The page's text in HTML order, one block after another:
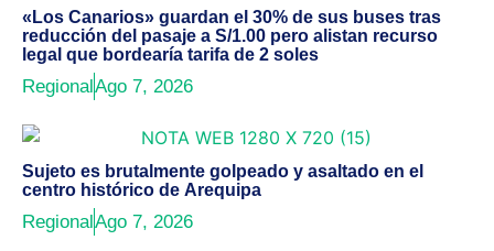
«Los Canarios» guardan el 30% de sus buses tras
reducción del pasaje a S/1.00 pero alistan recurso
legal que bordearía tarifa de 2 soles
Regional Ago 7, 2026
Sujeto es brutalmente golpeado y asaltado en el
centro histórico de Arequipa
RegionalAgo 7, 2026